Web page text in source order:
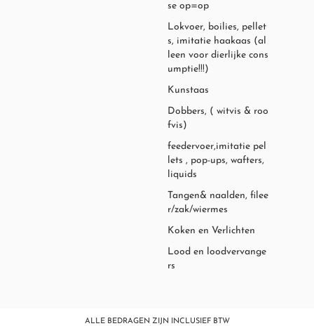
se op=op
Lokvoer, boilies, pellet
s, imitatie haakaas (al
leen voor dierlijke cons
umptie!!!)
Kunstaas
Dobbers, ( witvis & roo
fvis)
feedervoer,imitatie pel
lets , pop-ups, wafters,
liquids
Tangen& naalden, filee
r/zak/wiermes
Koken en Verlichten
Lood en loodvervange
rs
ALLE BEDRAGEN ZIJN INCLUSIEF BTW